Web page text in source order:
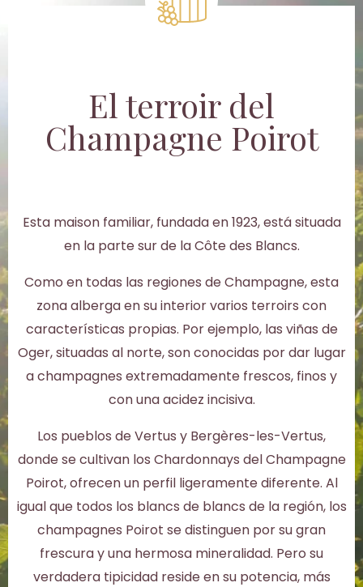
El terroir del
Champagne Poirot
Esta maison familiar, fundada en 1923, está situada
en la parte sur de la Côte des Blancs.
Como en todas las regiones de Champagne, esta
zona alberga en su interior varios terroirs con
características propias. Por ejemplo, las viñas de
Oger, situadas al norte, son conocidas por dar lugar
a champagnes extremadamente frescos, finos y
con una acidez incisiva.
Los pueblos de Vertus y Bergères-les-Vertus,
donde se cultivan los Chardonnays del Champagne
Poirot, ofrecen un perfil ligeramente diferente. Al
igual que todos los blancs de blancs de la región, los
champagnes Poirot se distinguen por su gran
frescura y una hermosa mineralidad. Pero su
verdadera tipicidad reside en su potencia, más